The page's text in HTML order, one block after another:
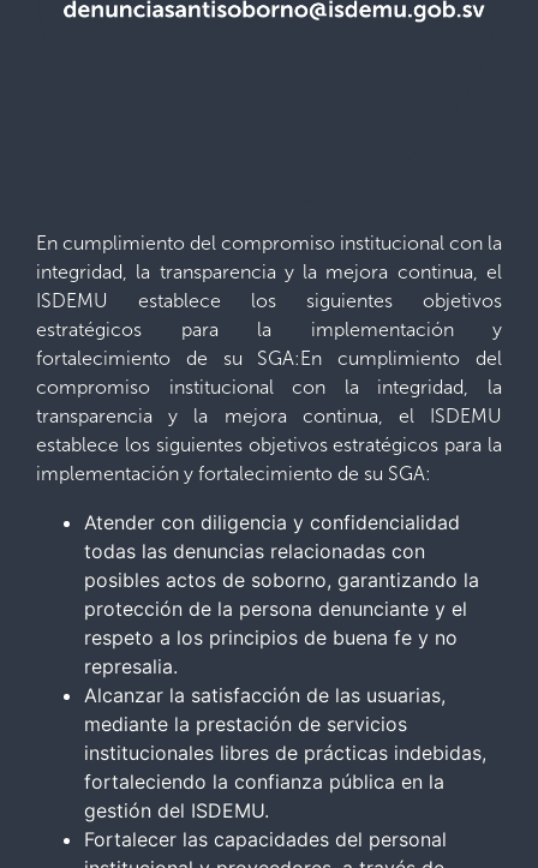
En cumplimiento del compromiso institucional con la
integridad, la transparencia y la mejora continua, el
ISDEMU establece los siguientes objetivos
estratégicos para la implementación y
fortalecimiento de su SGA:En cumplimiento del
compromiso institucional con la integridad, la
transparencia y la mejora continua, el ISDEMU
establece los siguientes objetivos estratégicos para la
implementación y fortalecimiento de su SGA:
Atender con diligencia y confidencialidad
todas las denuncias relacionadas con
posibles actos de soborno, garantizando la
protección de la persona denunciante y el
respeto a los principios de buena fe y no
represalia.
Alcanzar la satisfacción de las usuarias,
mediante la prestación de servicios
institucionales libres de prácticas indebidas,
fortaleciendo la confianza pública en la
gestión del ISDEMU.
Fortalecer las capacidades del personal